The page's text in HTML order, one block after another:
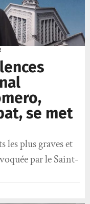
se met
les plus graves et
par le Saint-